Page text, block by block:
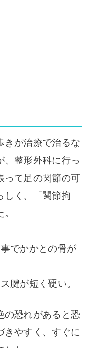
が治療で治るな
、整形外科に行っ
って足の関節の可
く、「 関節拘
でかかとの骨が
腱が短く硬い。
恐れがあると恐
きやすく、すぐに